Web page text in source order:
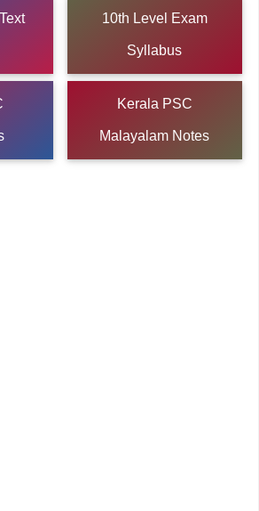
10th Level Exam
Syllabus
Kerala PSC
Malayalam Notes